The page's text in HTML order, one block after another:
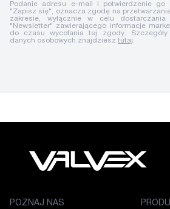
Podanie adresu e-mail i potwierdzenie go
"Zapisz się", oznacza zgodę na
zakresie, wyłącznie w celu dostarczania
"Newsletter" zawierającego informacje
do czasu wycofania tej zgody. Szczegóły
danych osobowych znajdziesz tutaj.
POZNAJ NAS